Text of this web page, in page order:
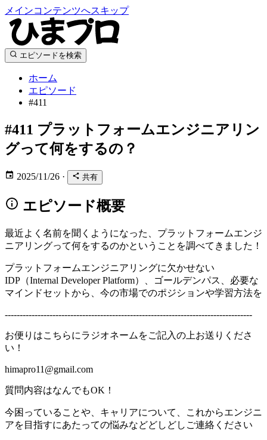
メインコンテンツへスキップ
エピソードを検索
ホーム
エピソード
#411
#411 プラットフォームエンジニアリン
グって何をするの？
2025/11/26 · 共有
エピソード概要
最近よく名前を聞くようになった、プラットフォームエンジ
ニアリングって何をするのかということを調べてきました！
プラットフォームエンジニアリングに欠かせない
IDP（Internal Developer Platform）、ゴールデンパス、必要な
マインドセットから、今の市場でのポジションや学習方法を
-----------------------------------------------------------------------------------
お便りはこちらにラジオネームをご記入の上お送りくださ
い！
himapro11@gmail.com
質問内容はなんでもOK！
今困っていることや、キャリアについて、これからエンジニ
アを目指すにあたっての悩みなどどしどしご連絡ください